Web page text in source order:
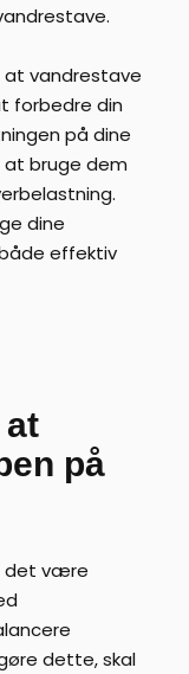
vandrestave
forbedre din
på dine
at bruge dem
dine
effektiv
på
det være
dette, skal